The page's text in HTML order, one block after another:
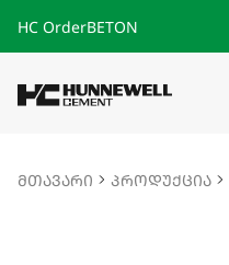
HC OrderBETON
მთავარი პროდუქცია